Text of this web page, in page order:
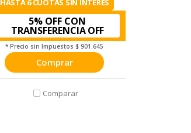
5% OFF CON
TRANSFERENCIA
* Precio sin Impuestos $ 901.645
Comprar